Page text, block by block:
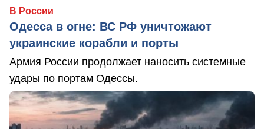
В России
Одесса в огне: ВС РФ уничтожают
украинские корабли и порты
Армия России продолжает наносить системные
удары по портам Одессы.